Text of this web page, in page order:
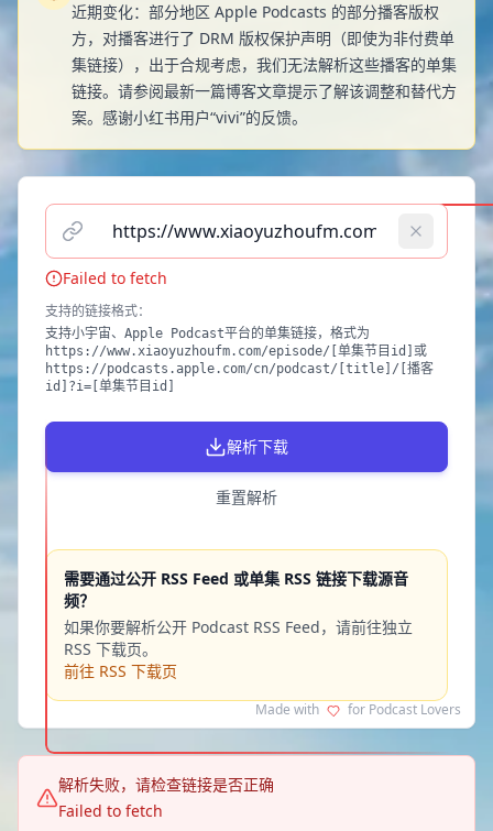
近期变化：部分地区 Apple Podcasts 的部分播客版权
方，对播客进行了 DRM 版权保护声明（即使为非付费单
集链接），出于合规考虑，我们无法解析这些播客的单集
链接。请参阅最新一篇博客文章提示了解该调整和替代方
案。感谢小红书用户“vivi”的反馈。
请输入播客单集链接（支持小宇宙、Apple Podcast）
Failed to fetch
支持的链接格式：
支持小宇宙、Apple Podcast平台的单集链接，格式为
https://www.xiaoyuzhoufm.com/episode/[单集节目id]或
https://podcasts.apple.com/cn/podcast/[title]/[播客
id]?i=[单集节目id]
解析下载
重置解析
需要通过公开 RSS Feed 或单集 RSS 链接下载源音
频？
如果你要解析公开 Podcast RSS Feed，请前往独立
RSS 下载页。
前往 RSS 下载页
Made with for Podcast Lovers
解析失败，请检查链接是否正确
Failed to fetch